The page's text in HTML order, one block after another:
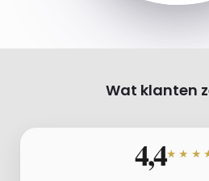
Wat klanten
4,4